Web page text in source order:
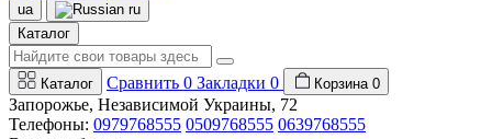
ua
ru
Каталог
Каталог Сравнить 0 Закладки 0 Корзина 0
Запорожье, Независимой Украины, 72
Телефоны: 0979768555 0509768555 0639768555